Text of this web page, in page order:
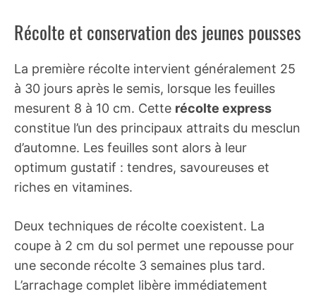
Récolte et conservation des jeunes pousses
La première récolte intervient généralement 25
à 30 jours après le semis, lorsque les feuilles
mesurent 8 à 10 cm. Cette récolte express
constitue l’un des principaux attraits du mesclun
d’automne. Les feuilles sont alors à leur
optimum gustatif : tendres, savoureuses et
riches en vitamines.
Deux techniques de récolte coexistent. La
coupe à 2 cm du sol permet une repousse pour
une seconde récolte 3 semaines plus tard.
L’arrachage complet libère immédiatement